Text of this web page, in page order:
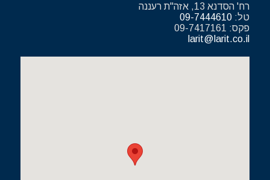
רח' הסדנא 13, אזה"ת רעננה
טל: 09-7444610
פקס: 09-7417161
larit@larit.co.il